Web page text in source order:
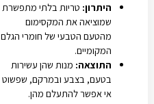
היתרון: טריות בלתי מתפשרת
שמוציאה את המקסימום
מהטעם הטבעי של חומרי הגלם
המקומיים.
התוצאה: מנות שהן עשירות
בטעם, בצבע ובמרקם, שפשוט
אי אפשר להתעלם מהן.